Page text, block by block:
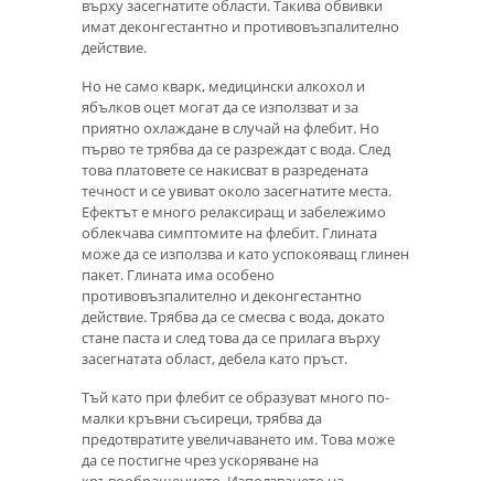
върху засегнатите области. Такива обвивки
имат деконгестантно и противовъзпалително
действие.
Но не само кварк, медицински алкохол и
ябълков оцет могат да се използват и за
приятно охлаждане в случай на флебит. Но
първо те трябва да се разреждат с вода. След
това платовете се накисват в разредената
течност и се увиват около засегнатите места.
Ефектът е много релаксиращ и забележимо
облекчава симптомите на флебит. Глината
може да се използва и като успокояващ глинен
пакет. Глината има особено
противовъзпалително и деконгестантно
действие. Трябва да се смесва с вода, докато
стане паста и след това да се прилага върху
засегнатата област, дебела като пръст.
Тъй като при флебит се образуват много по-
малки кръвни съсиреци, трябва да
предотвратите увеличаването им. Това може
да се постигне чрез ускоряване на